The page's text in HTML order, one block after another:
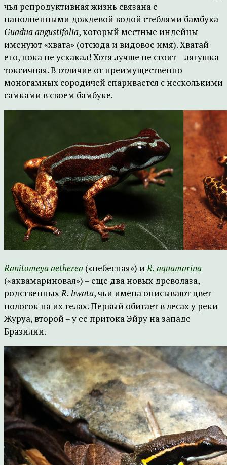
чья репродуктивная жизнь связана с
наполненными дождевой водой стеблями бамбука
Guaduaangustifolia, который местные индейцы
именуют «хвата» (отсюда и видовое имя). Хватай
его, пока не ускакал! Хотя лучше не стоит – лягушка
токсичная. В отличие от преимущественно
моногамных сородичей спаривается с несколькими
самками в своем бамбуке.
Ranitomeya aetherea («небесная») иR. aquamarina
(«аквамариновая») – еще два новых древолаза,
родственныхR. hwata, чьи имена описывают цвет
полосок на их телах. Первый обитает в лесах у реки
Журуа, второй – у ее притока Эйру на западе
Бразилии.